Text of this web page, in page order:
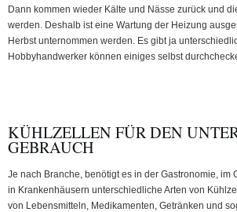
Dann kommen wieder Kälte und Nässe zurück und
werden. Deshalb ist eine Wartung der Heizung
Herbst unternommen werden. Es gibt ja
Hobbyhandwerker können einiges selbst
KÜHLZELLEN FÜR DEN
GEBRAUCH
Je nach Branche, benötigt es in der Gastronomie, im
in Krankenhäusern unterschiedliche Arten von
von Lebensmitteln, Medikamenten, Getränken und